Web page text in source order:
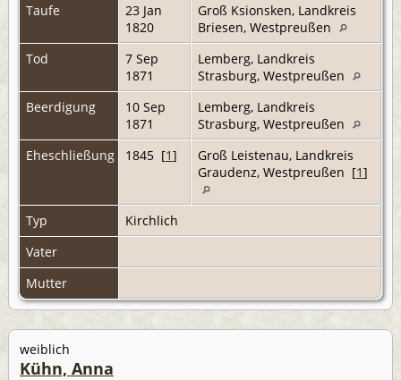
Taufe
23 Jan
1820
Groß Ksionsken, Landkreis
Briesen, Westpreußen
Tod
7 Sep
1871
Lemberg, Landkreis
Strasburg, Westpreußen
Beerdigung
10 Sep
1871
Lemberg, Landkreis
Strasburg, Westpreußen
Eheschließung
1845 [1]
Groß Leistenau, Landkreis
Graudenz, Westpreußen [1]
Typ
Kirchlich
Vater
Mutter
weiblich
Kühn, Anna